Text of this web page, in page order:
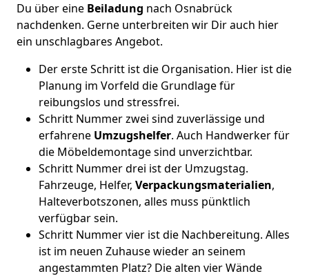
Du über eine Beiladung nach Osnabrück
nachdenken. Gerne unterbreiten wir Dir auch hier
ein unschlagbares Angebot.
Der erste Schritt ist die Organisation. Hier ist die
Planung im Vorfeld die Grundlage für
reibungslos und stressfrei.
Schritt Nummer zwei sind zuverlässige und
erfahrene Umzugshelfer. Auch Handwerker für
die Möbeldemontage sind unverzichtbar.
Schritt Nummer drei ist der Umzugstag.
Fahrzeuge, Helfer, Verpackungsmaterialien,
Halteverbotszonen, alles muss pünktlich
verfügbar sein.
Schritt Nummer vier ist die Nachbereitung. Alles
ist im neuen Zuhause wieder an seinem
angestammten Platz? Die alten vier Wände